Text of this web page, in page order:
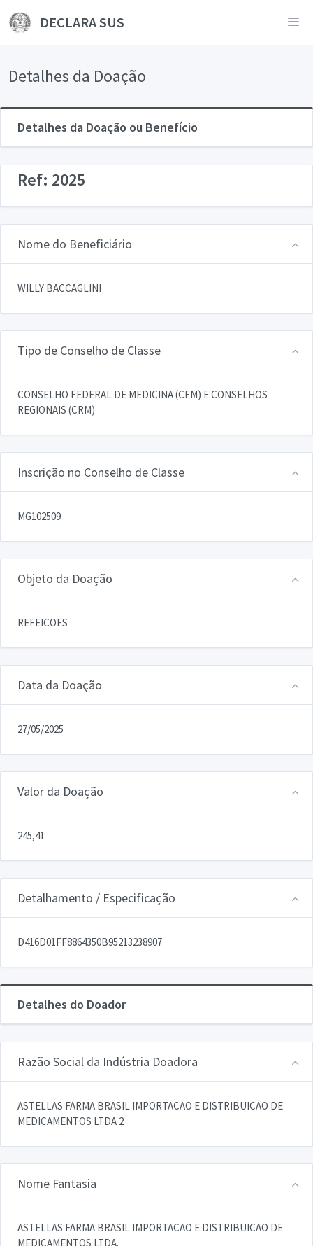
DECLARA SUS
Detalhes da Doação
Detalhes da Doação ou Benefício
Ref: 2025
Nome do Beneficiário
WILLY BACCAGLINI
Tipo de Conselho de Classe
CONSELHO FEDERAL DE MEDICINA (CFM) E CONSELHOS
REGIONAIS (CRM)
Inscrição no Conselho de Classe
MG102509
Objeto da Doação
REFEICOES
Data da Doação
27/05/2025
Valor da Doação
245,41
Detalhamento / Especificação
D416D01FF8864350B95213238907
Detalhes do Doador
Razão Social da Indústria Doadora
ASTELLAS FARMA BRASIL IMPORTACAO E DISTRIBUICAO DE
MEDICAMENTOS LTDA 2
Nome Fantasia
ASTELLAS FARMA BRASIL IMPORTACAO E DISTRIBUICAO DE
MEDICAMENTOS LTDA.